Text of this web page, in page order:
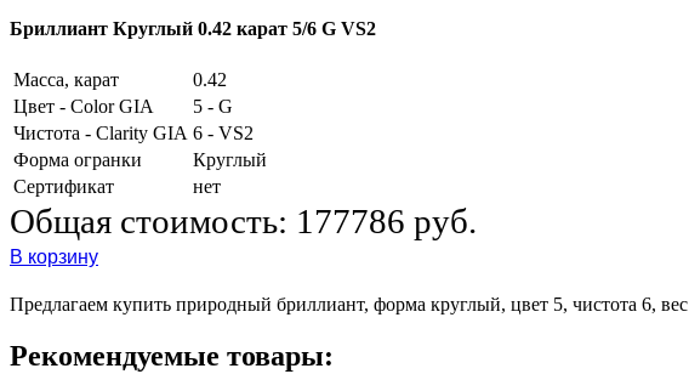
Бриллиант Круглый 0.42 карат 5/6 G VS2
Масса, карат
0.42
Цвет - Color GIA
5 - G
Чистота - Clarity GIA 6 - VS2
Форма огранки
Круглый
Сертификат
нет
Общая стоимость: 177786 руб.
В корзину
Предлагаем купить природный бриллиант, форма круглый, цвет 5, чистота 6,
Рекомендуемые товары: